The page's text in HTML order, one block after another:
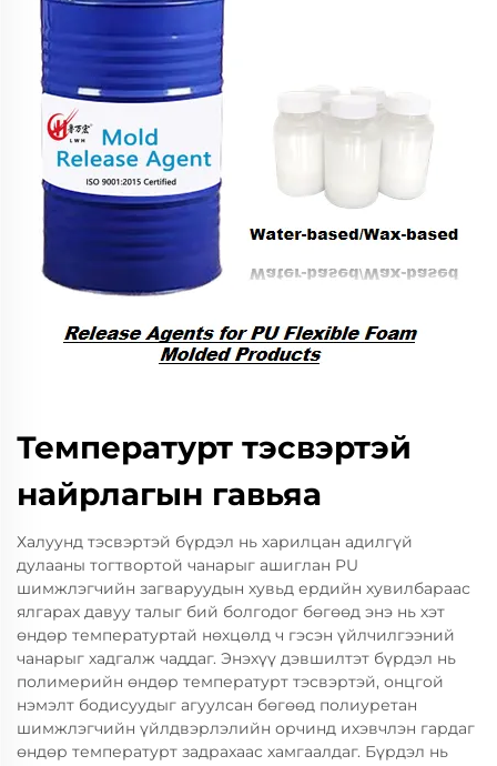
Температурт тэсвэртэй
найрлагын гавьяа
Халуунд тэсвэртэй бүрдэл нь харилцан адилгүй
дулааны тогтвортой чанарыг ашиглан PU
шимжлэгчийн загваруудын хувьд ердийн хувилбараас
ялгарах давуу талыг бий болгодог бөгөөд энэ нь хэт
өндөр температуртай нөхцөлд ч гэсэн үйлчилгээний
чанарыг хадгалж чаддаг. Энэхүү дэвшилтэт бүрдэл нь
полимерийн өндөр температурт тэсвэртэй, онцгой
нэмэлт бодисуудыг агуулсан бөгөөд полиуретан
шимжлэгчийн үйлдвэрлэлийн орчинд ихэвчлэн гардаг
өндөр температурт задрахаас хамгаалдаг. Бүрдэл нь